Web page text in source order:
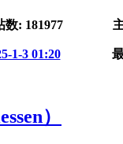
数: 181977
1-3 01:20
）